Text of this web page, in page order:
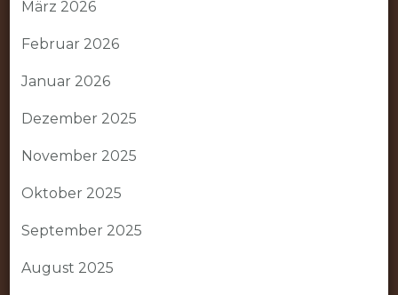
März 2026
Februar 2026
Januar 2026
Dezember 2025
November 2025
Oktober 2025
September 2025
August 2025